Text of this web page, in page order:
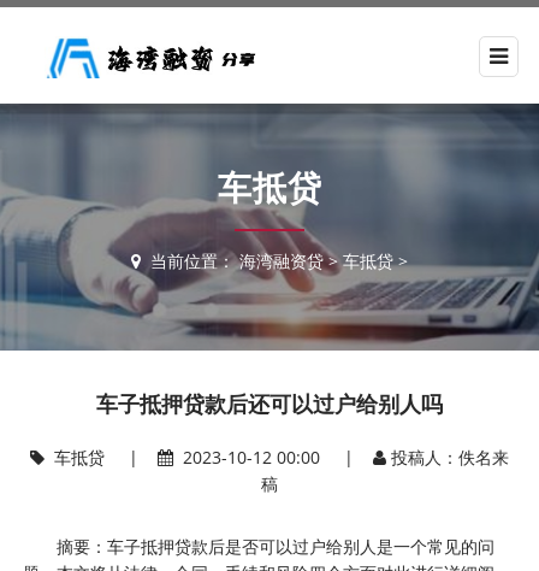
车抵贷
当前位置：海湾融资贷>车抵贷>
车子抵押贷款后还可以过户给别人吗
车抵贷| 2023-10-12 00:00 |
投稿人：佚名来
稿
摘要：车子抵押贷款后是否可以过户给别人是一个常见的问